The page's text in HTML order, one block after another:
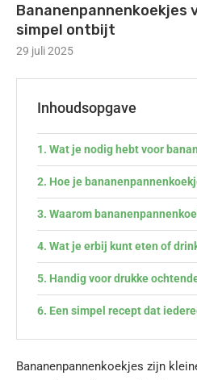
Bananenpannenkoekjes
simpel ontbijt
29 juli 2025
Inhoudsopgave
Wat je nodig hebt voor
Hoe je
Waarom
Wat je erbij kunt eten of
Handig voor drukke
Een simpel recept dat
Bananenpannenkoekjes zijn